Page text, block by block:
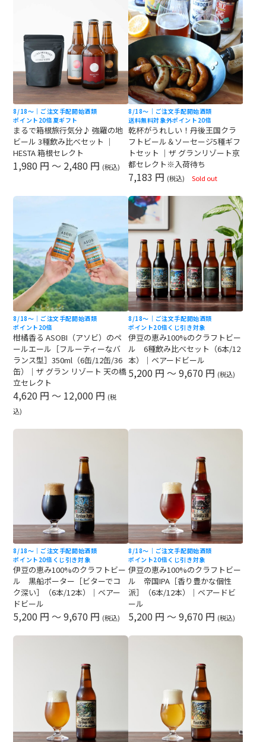
8/18〜｜ご注文手配開始酒類
ポイント20倍 夏ギフト
まるで箱根旅行気分♪ 強羅の地
ビール 3種飲み比べセット ｜
HESTA 箱根セレクト
1,980 円 ～ 2,480 円 (税込)
8/18〜｜ご注文手配開始酒類
送料無料対象外ポイント20倍
乾杯がうれしい！丹後王国クラ
フトビール＆ソーセージ5種ギフ
トセット ｜ザ グランリゾート京
都セレクト※入荷待ち
7,183 円 (税込) Sold out
8/18〜｜ご注文手配開始酒類
ポイント20倍
柑橘香る ASOBI（アソビ）のペ
ールエール［フルーティーなバ
ランス型］350ml（6缶/12缶/36
缶）｜ザ グラン リゾート 天の橋
立セレクト
4,620 円 ～ 12,000 円 (税
込)
8/18〜｜ご注文手配開始酒類
ポイント20倍 くじ引き対象
伊豆の恵み100%のクラフトビー
ル 6種飲み比べセット（6本/12
本）｜ベアードビール
5,200 円 ～ 9,670 円 (税込)
8/18〜｜ご注文手配開始酒類
ポイント20倍 くじ引き対象
伊豆の恵み100%のクラフトビー
ル 黒船ポーター［ビターでコ
ク深い］（6本/12本）｜ベアー
ドビール
5,200 円 ～ 9,670 円 (税込)
8/18〜｜ご注文手配開始酒類
ポイント20倍 くじ引き対象
伊豆の恵み100%のクラフトビー
ル 帝国IPA［香り豊かな個性
派］（6本/12本）｜ベアードビ
ール
5,200 円 ～ 9,670 円 (税込)